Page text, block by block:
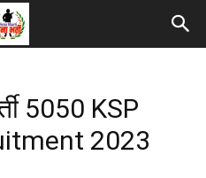
5050 KSP
2023